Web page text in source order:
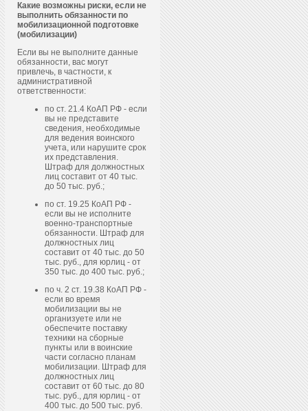
Какие возможны риски, если не
выполнить обязанности по
мобилизационной подготовке
(мобилизации)
Если вы не выполните данные
обязанности, вас могут
привлечь, в частности, к
административной
ответственности:
по ст. 21.4 КоАП РФ - если
вы не представите
сведения, необходимые
для ведения воинского
учета, или нарушите срок
их представления.
Штраф для должностных
лиц составит от 40 тыс.
до 50 тыс. руб.;
по ст. 19.25 КоАП РФ -
если вы не исполните
военно-транспортные
обязанности. Штраф для
должностных лиц
составит от 40 тыс. до 50
тыс. руб., для юрлиц - от
350 тыс. до 400 тыс. руб.;
по ч. 2 ст. 19.38 КоАП РФ -
если во время
мобилизации вы не
организуете или не
обеспечите поставку
техники на сборные
пункты или в воинские
части согласно планам
мобилизации. Штраф для
должностных лиц
составит от 60 тыс. до 80
тыс. руб., для юрлиц - от
400 тыс. до 500 тыс. руб.